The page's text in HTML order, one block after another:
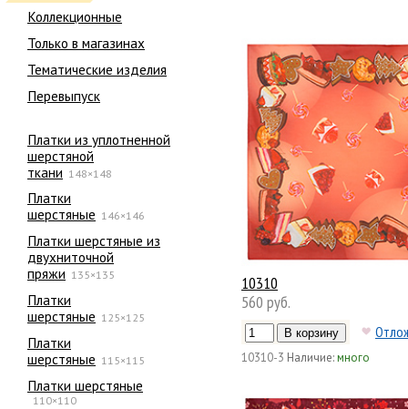
Коллекционные
Только в магазинах
Тематические изделия
Перевыпуск
Платки из уплотненной
шерстяной
ткани 148×148
Платки
шерстяные 146×146
Платки шерстяные из
двухниточной
пряжи 135×135
Платки
шерстяные 125×125
Платки
шерстяные 115×115
Платки шерстяные
110×110
10310
560 руб.
10310-3 Наличие:много